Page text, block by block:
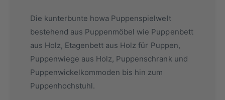
Die kunterbunte howa Puppenspielwelt
bestehend aus Puppenmöbel wie Puppenbett
aus Holz, Etagenbett aus Holz für Puppen,
Puppenwiege aus Holz, Puppenschrank und
Puppenwickelkommoden bis hin zum
Puppenhochstuhl.